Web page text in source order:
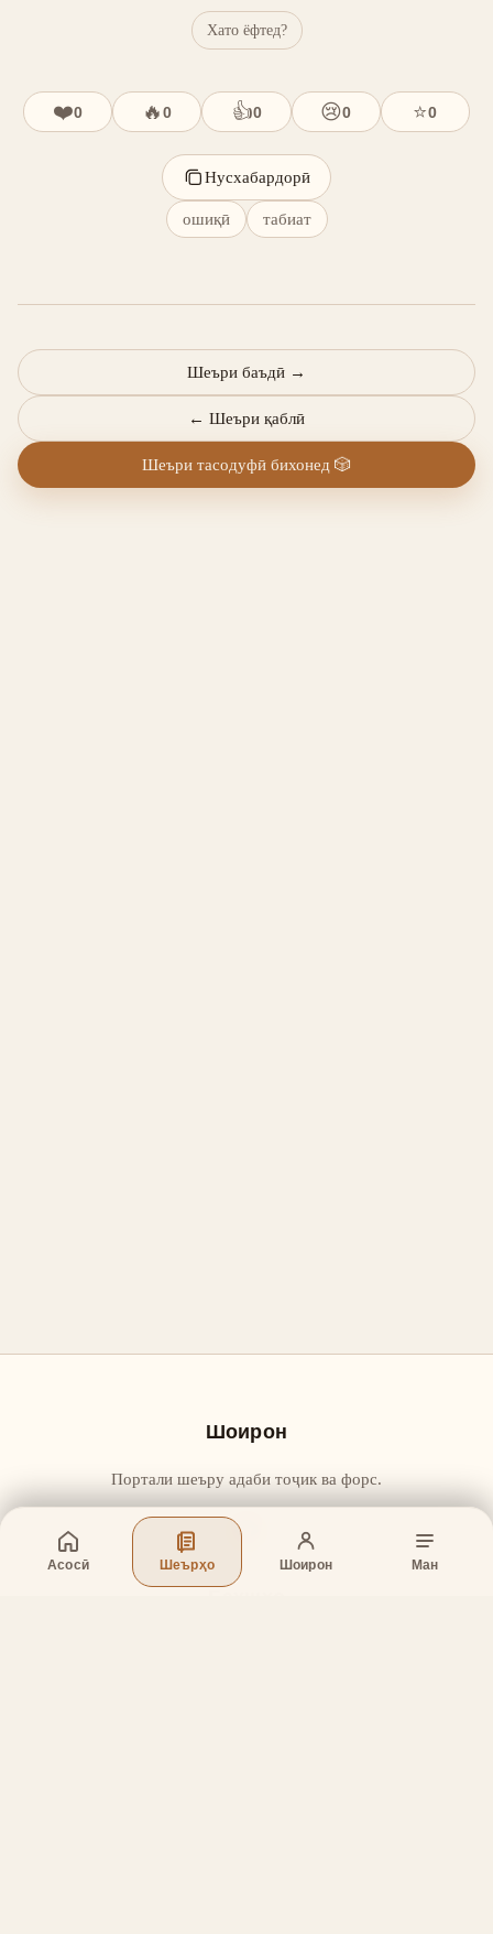
Асосӣ Шеърҳо Шоирон Ман
Хато ёфтед?
❤️0 🔥0 👍0 😢0 ⭐0
Нусхабардорӣ
ошиқӣ табиат
← Шеъри қаблӣ
Шеъри баъдӣ →
Шеъри тасодуфӣ бихонед 🎲
Шоирон
Портали шеъру адаби тоҷик ва форс.